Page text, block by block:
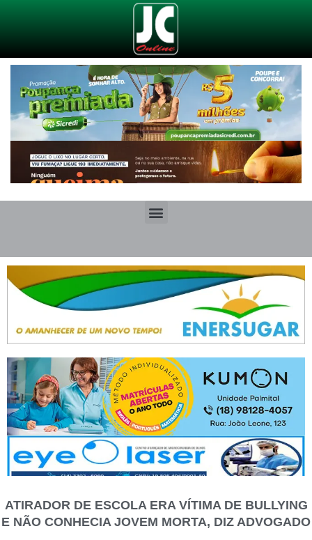
ATIRADOR DE ESCOLA ERA VÍTIMA DE BULLYING
E NÃO CONHECIA JOVEM MORTA, DIZ ADVOGADO